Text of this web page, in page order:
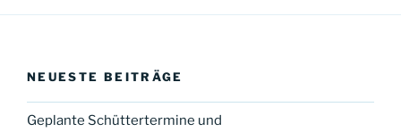
NEUESTE BEITRÄGE
Geplante Schüttertermine und